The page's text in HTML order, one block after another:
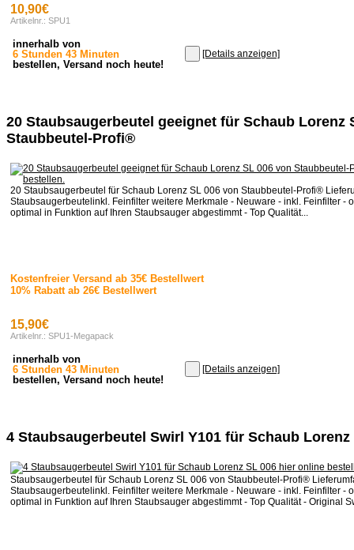
10,90€
Artikelnr.: SPU1
innerhalb von
6 Stunden 43 Minuten
bestellen, Versand noch heute!
[Details anzeigen]
20 Staubsaugerbeutel geeignet für Schaub Lorenz
Staubbeutel-Profi®
20 Staubsaugerbeutel für Schaub Lorenz SL 006 von Staubbeutel-Profi®
Staubsaugerbeutelinkl. Feinfilter weitere Merkmale - Neuware - inkl. Feinfilter -
optimal in Funktion auf Ihren Staubsauger abgestimmt - Top Qualität...
Kostenfreier Versand ab 35€ Bestellwert
10% Rabatt ab 26€ Bestellwert
15,90€
Artikelnr.: SPU1-Megapack
innerhalb von
6 Stunden 43 Minuten
bestellen, Versand noch heute!
[Details anzeigen]
4 Staubsaugerbeutel Swirl Y101 für Schaub Lorenz
Staubsaugerbeutel für Schaub Lorenz SL 006 von Staubbeutel-Profi®
Staubsaugerbeutelinkl. Feinfilter weitere Merkmale - Neuware - inkl. Feinfilter -
optimal in Funktion auf Ihren Staubsauger abgestimmt - Top Qualität - Original